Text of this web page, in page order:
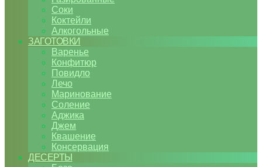
Соки
Коктейли
Алкогольные
ЗАГОТОВКИ
Варенье
Конфитюр
Повидло
Лечо
Маринование
Соление
Аджика
Джем
Квашение
Консервация
ДЕСЕРТЫ